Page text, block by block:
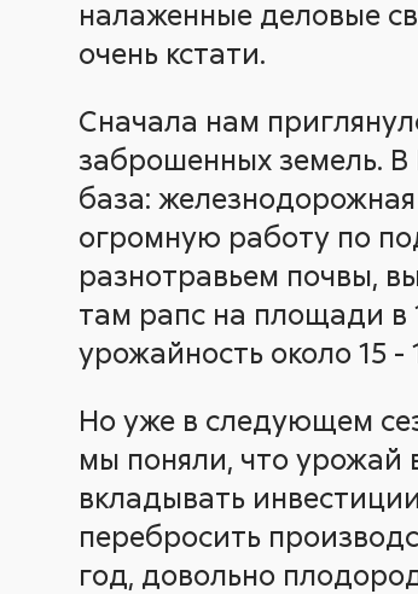
налаженные деловые
очень кстати.
Сначала нам
заброшенных земель.
база:
огромную работу по
разнотравьем почвы,
там рапс на площади в
урожайность около 15 -
Но уже в следующем
мы поняли, что урожай
вкладывать
перебросить
год, довольно